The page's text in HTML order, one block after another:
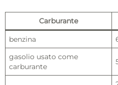
Carburante
benzina
gasolio usato come
carburante